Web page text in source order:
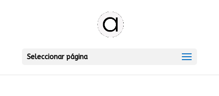
Seleccionar página